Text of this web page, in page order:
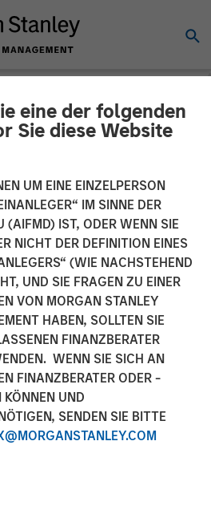
eine der folgenden
Sie diese Website
UM EINE EINZELPERSON
IM SINNE DER
(AIFMD) IST, ODER WENN SIE
NICHT DER DEFINITION EINES
(WIE NACHSTEHEND
UND SIE FRAGEN ZU EINER
VON MORGAN STANLEY
HABEN, SOLLTEN SIE
FINANZBERATER
WENN SIE SICH AN
FINANZBERATER ODER -
KÖNNEN UND
SENDEN SIE BITTE
INSIGHTS
After
Play